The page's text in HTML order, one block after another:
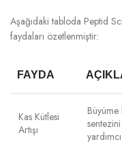
Aşağıdaki tabloda Peptid
faydaları özetlenmiştir:
FAYDA
Kas Kütlesi
Artışı